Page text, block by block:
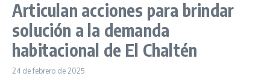
Articulan acciones para brindar
solución a la demanda
habitacional de El Chaltén
24 de febrero de 2025